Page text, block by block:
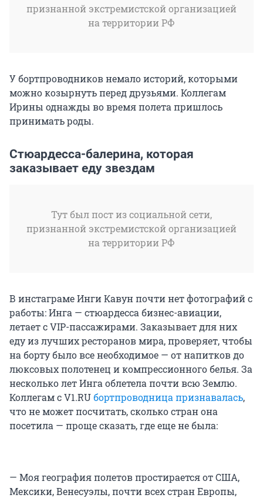
признанной экстремистской организацией
на территории РФ
У бортпроводников немало историй, которыми
можно козырнуть перед друзьями. Коллегам
Ирины однажды во время полета пришлось
принимать роды.
Стюардесса-балерина, которая
заказывает еду звездам
Тут был пост из социальной сети,
признанной экстремистской организацией
на территории РФ
В инстаграме Инги Кавун почти нет фотографий с
работы: Инга — стюардесса бизнес-авиации,
летает с VIP-пассажирами. Заказывает для них
еду из лучших ресторанов мира, проверяет, чтобы
на борту было все необходимое — от напитков до
люксовых полотенец и компрессионного белья. За
несколько лет Инга облетела почти всю Землю.
Коллегам с V1.RUбортпроводница признавалась,
что не может посчитать, сколько стран она
посетила — проще сказать, где еще не была:
— Моя география полетов простирается от США,
Мексики, Венесуэлы, почти всех стран Европы,